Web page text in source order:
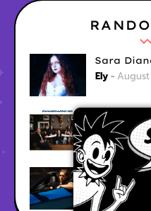
Sara
Ely
Good
Don't
Ely
Hyperwulf
Ely August